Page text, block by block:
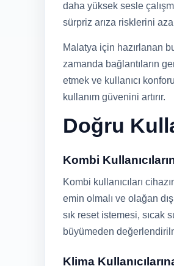
daha yüksek sesle
sürpriz arıza risklerini
Malatya için hazırlanan
zamanda bağlantıların
etmek ve kullanıcı
kullanım güvenini artırır.
Doğru
Kombi
Kombi kullanıcıları
emin olmalı ve olağan
sık reset istemesi, sıcak
büyümeden
Klima